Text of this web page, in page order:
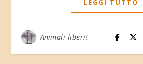
LEGGI TUTTO
Animali liberi!